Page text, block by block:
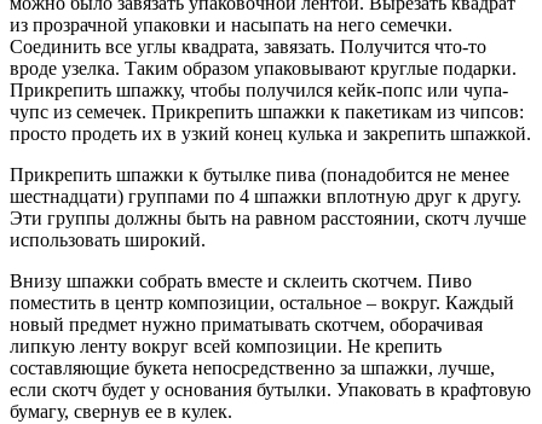
из прозрачной упаковки и насыпать на него семечки.
Соединить все углы квадрата, завязать. Получится что-то
вроде узелка. Таким образом упаковывают круглые подарки.
Прикрепить шпажку, чтобы получился кейк-попс или чупа-
чупс из семечек. Прикрепить шпажки к пакетикам из чипсов:
просто продеть их в узкий конец кулька и закрепить шпажкой.
Прикрепить шпажки к бутылке пива (понадобится не менее
шестнадцати) группами по 4 шпажки вплотную друг к другу.
Эти группы должны быть на равном расстоянии, скотч лучше
использовать широкий.
Внизу шпажки собрать вместе и склеить скотчем. Пиво
поместить в центр композиции, остальное – вокруг. Каждый
новый предмет нужно приматывать скотчем, оборачивая
липкую ленту вокруг всей композиции. Не крепить
составляющие букета непосредственно за шпажки, лучше,
если скотч будет у основания бутылки. Упаковать в крафтовую
бумагу, свернув ее в кулек.